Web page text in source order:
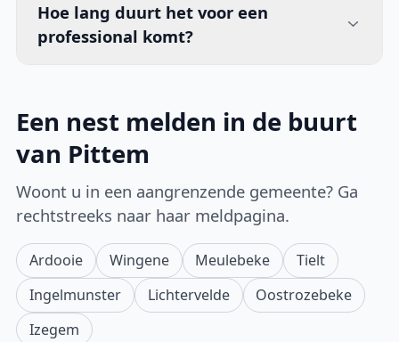
Hoe lang duurt het voor een
professional komt?
Een nest melden in de buurt
van Pittem
Woont u in een aangrenzende gemeente? Ga
rechtstreeks naar haar meldpagina.
Ardooie Wingene Meulebeke
Tielt
Ingelmunster
Lichtervelde
Oostrozebeke
Izegem